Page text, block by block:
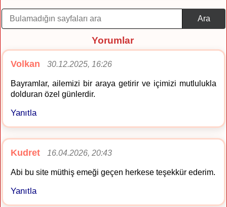
Ara
Yorumlar
Volkan 30.12.2025, 16:26
Bayramlar, ailemizi bir araya getirir ve içimizi mutlulukla
dolduran özel günlerdir.
Yanıtla
Kudret 16.04.2026, 20:43
Abi bu site müthiş emeği geçen herkese teşekkür ederim.
Yanıtla